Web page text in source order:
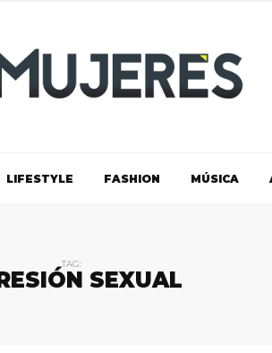
LIFESTYLE FASHION MÚSICA
TAG:
SEXUAL